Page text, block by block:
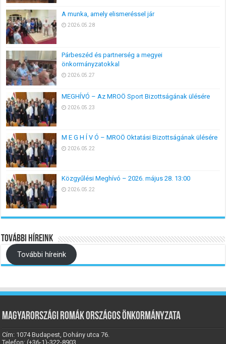
A munka, amely elismeréssel jár
2026.05.28
Párbeszéd és partnerség a megyei
önkormányzatokkal
2026.05.27
MEGHÍVÓ – Az MROÖ Sport Bizottságának ülésére
2026.05.23
M E G H Í V Ó – MROÖ Oktatási Bizottságának ülésére
2026.05.22
Közgyűlési Meghívó – 2026. május 28. 13:00
2026.05.22
További híreink
További híreink
Magyarországi Romák Országos Önkormányzata
Cím: 1074 Budapest, Dohány utca 76.
Telefon: (+36-1)-322-8903